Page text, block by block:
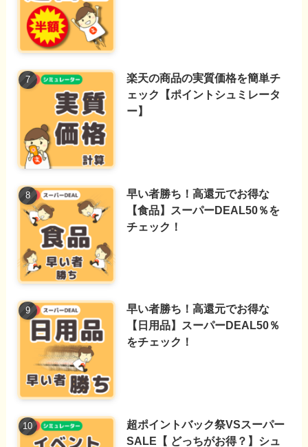
楽天の商品の実質価格を簡単チ
ェック【ポイントシュミレータ
ー】
早い者勝ち！高還元でお得な
【食品】スーパーDEAL50％を
チェック！
早い者勝ち！高還元でお得な
【日用品】スーパーDEAL50％
をチェック！
超ポイントバック祭VSスーパー
SALE【 どっちがお得？】シュ